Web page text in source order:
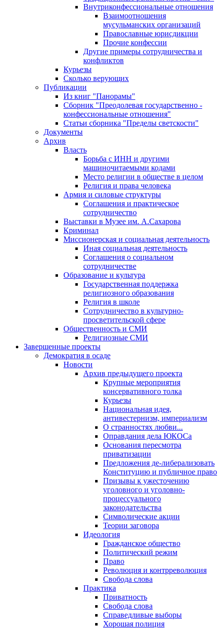
Внутриконфессиональные отношения
Взаимоотношения
мусульманских организаций
Православные юрисдикции
Прочие конфессии
Другие примеры сотрудничества и
конфликтов
Курьезы
Сколько верующих
Публикации
Из книг "Панорамы"
Сборник "Преодолевая государственно -
конфессиональные отношения"
Статьи сборника "Пределы светскости"
Документы
Архив
Власть
Борьба с ИНН и другими
машиночитаемыми кодами
Место религии в обществе в целом
Религия и права человека
Армия и силовые структуры
Соглашения и практическое
сотрудничество
Выставки в Музее им. А.Сахарова
Криминал
Миссионерская и социальная деятельность
Иная социальная деятельность
Соглашения о социальном
сотрудничестве
Образование и культура
Государственная поддержка
религиозного образования
Религия в школе
Сотрудничество в культурно-
просветительской сфере
Общественность и СМИ
Религиозные СМИ
Завершенные проекты
Демократия в осаде
Новости
Архив предыдущего проекта
Крупные мероприятия
консервативного толка
Курьезы
Национальная идея,
антивестернизм, империализм
О странностях любви...
Оправдания дела ЮКОСа
Основания пересмотра
приватизации
Предложения де-либерализовать
Конституцию и публичное право
Призывы к ужесточению
уголовного и уголовно-
процессуального
законодательства
Символические акции
Теории заговора
Идеология
Гражданское общество
Политический режим
Право
Революция и контрреволюция
Свобода слова
Практика
Приватность
Свобода слова
Справедливые выборы
Хорошая полиция